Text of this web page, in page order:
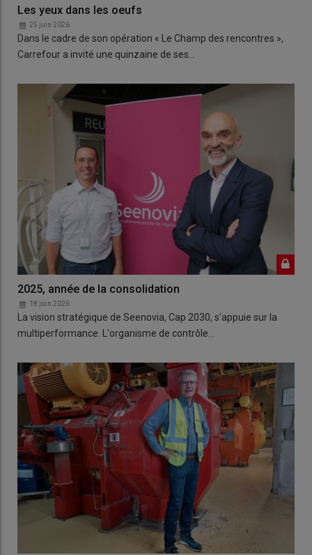
Les yeux dans les oeufs
25 juin 2026
Dans le cadre de son opération « Le Champ des rencontres »,
Carrefour a invité une quinzaine de ses…
2025, année de la consolidation
18 juin 2026
La vision stratégique de Seenovia, Cap 2030, s'appuie sur la
multiperformance. L'organisme de contrôle…